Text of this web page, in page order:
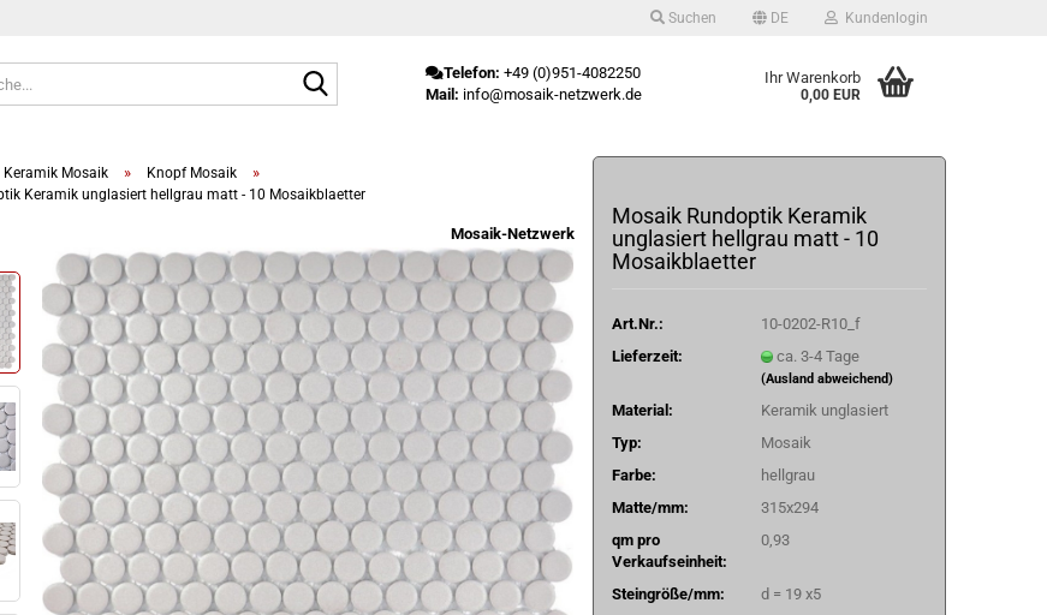
Suchen DE Kundenlogin
Telefon: +49 (0)951-4082250
Mail: info@mosaik-netzwerk.de
Ihr Warenkorb
0,00 EUR
Keramik Mosaik » Knopf Mosaik »
Keramik unglasiert hellgrau matt - 10 Mosaikblaetter
Mosaik-Netzwerk
Mosaik Rundoptik Keramik
unglasiert hellgrau matt - 10
Mosaikblaetter
Art.Nr.:
10-0202-R10_f
Lieferzeit:
ca. 3-4 Tage
(Ausland abweichend)
Material:
Keramik unglasiert
Typ:
Mosaik
Farbe:
hellgrau
Matte/mm:
315x294
qm pro
Verkaufseinheit:
0,93
Steingröße/mm:
d = 19 x5